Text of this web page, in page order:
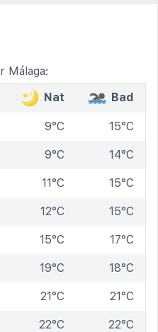
Málaga:
Nat Bad
9°C 15°C
9°C 14°C
11°C 15°C
12°C 15°C
15°C 17°C
19°C 18°C
21°C 21°C
22°C 22°C